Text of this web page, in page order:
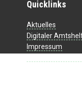
Quicklinks
Aktuelles
Digitaler
Impressum